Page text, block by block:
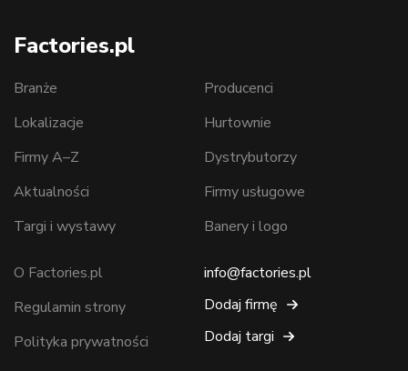
Factories.pl
Branże
Lokalizacje
Firmy A–Z
Aktualności
Targi i wystawy
Producenci
Hurtownie
Dystrybutorzy
Firmy usługowe
Banery i logo
O Factories.pl
Regulamin strony
Polityka prywatności
info@factories.pl
Dodaj firmę
Dodaj targi